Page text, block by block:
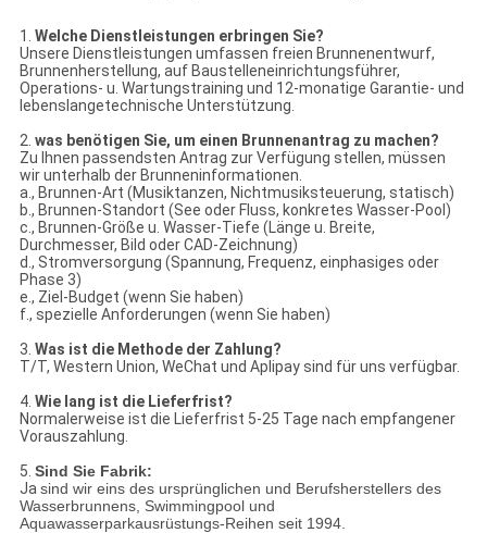
1. Welche Dienstleistungen erbringen Sie?
Unsere Dienstleistungen umfassen freien Brunnenentwurf,
Brunnenherstellung, auf Baustelleneinrichtungsführer,
Operations- u. Wartungstraining und 12-monatige Garantie- und
lebenslangetechnische Unterstützung.
2. was benötigen Sie, um einen Brunnenantrag zu machen?
Zu Ihnen passendsten Antrag zur Verfügung stellen, müssen
wir unterhalb der Brunneninformationen.
a., Brunnen-Art (Musiktanzen, Nichtmusiksteuerung, statisch)
b., Brunnen-Standort (See oder Fluss, konkretes Wasser-Pool)
c., Brunnen-Größe u. Wasser-Tiefe (Länge u. Breite,
Durchmesser, Bild oder CAD-Zeichnung)
d., Stromversorgung (Spannung, Frequenz, einphasiges oder
Phase 3)
e., Ziel-Budget (wenn Sie haben)
f., spezielle Anforderungen (wenn Sie haben)
3. Was ist die Methode der Zahlung?
T/T, Western Union, WeChat und Aplipay sind für uns verfügbar.
4. Wie lang ist die Lieferfrist?
Normalerweise ist die Lieferfrist 5-25 Tage nach empfangener
Vorauszahlung.
5. Sind Sie Fabrik:
Ja sind wir eins des ursprünglichen und Berufsherstellers des
Wasserbrunnens, Swimmingpool und
Aquawasserparkausrüstungs-Reihen seit 1994.